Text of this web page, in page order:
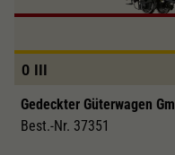
0 III
Gedeckter Güterwagen
Best.-Nr. 37351